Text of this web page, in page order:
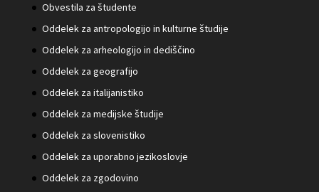
Obvestila za študente
Oddelek za antropologijo in kulturne študije
Oddelek za arheologijo in dediščino
Oddelek za geografijo
Oddelek za italijanistiko
Oddelek za medijske študije
Oddelek za slovenistiko
Oddelek za uporabno jezikoslovje
Oddelek za zgodovino